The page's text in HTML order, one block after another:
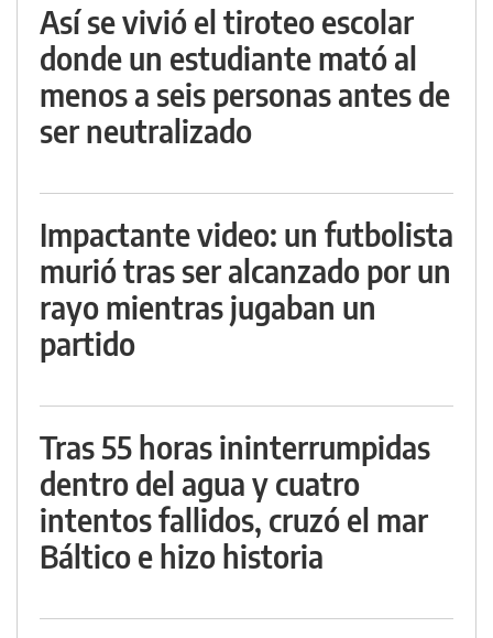
Así se vivió el tiroteo escolar
donde un estudiante mató al
menos a seis personas antes de
ser neutralizado
Impactante video: un futbolista
murió tras ser alcanzado por un
rayo mientras jugaban un
partido
Tras 55 horas ininterrumpidas
dentro del agua y cuatro
intentos fallidos, cruzó el mar
Báltico e hizo historia